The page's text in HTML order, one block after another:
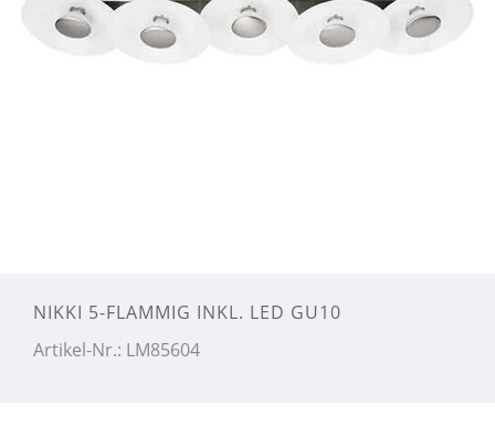
NIKKI 5-FLAMMIG INKL. LED GU10
Artikel-Nr.: LM85604